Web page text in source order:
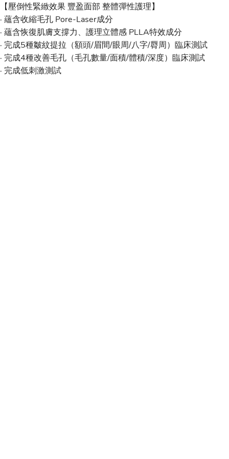
【壓倒性緊緻效果 豐盈面部 整體彈性護理】
· 蘊含收縮毛孔 Pore-Laser成分
· 蘊含恢復肌膚支撐力、護理立體感 PLLA特效成分
· 完成5種皺紋提拉（額頭/眉間/眼周/八字/脣周）臨床測試
· 完成4種改善毛孔（毛孔數量/面積/體積/深度）臨床測試
· 完成低刺激測試